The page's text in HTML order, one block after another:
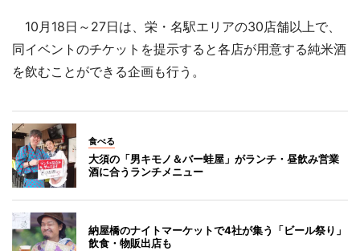
10月18日～27日は、栄・名駅エリアの30店舗以上で、
同イベントのチケットを提示すると各店が用意する純米酒
を飲むことができる企画も行う。
食べる
大須の「男キモノ＆バー蛙屋」がランチ・昼飲み営業
酒に合うランチメニュー
納屋橋のナイトマーケットで4社が集う「ビール祭り」
飲食・物販出店も